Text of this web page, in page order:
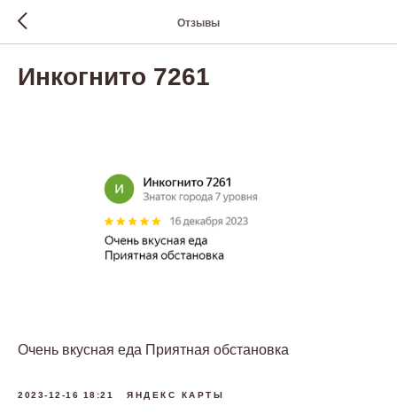
Отзывы
Инкогнито 7261
Очень вкусная еда Приятная обстановка
2023-12-16 18:21 ЯНДЕКС КАРТЫ